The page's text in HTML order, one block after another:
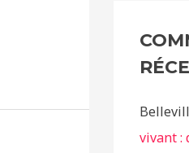
vivant :